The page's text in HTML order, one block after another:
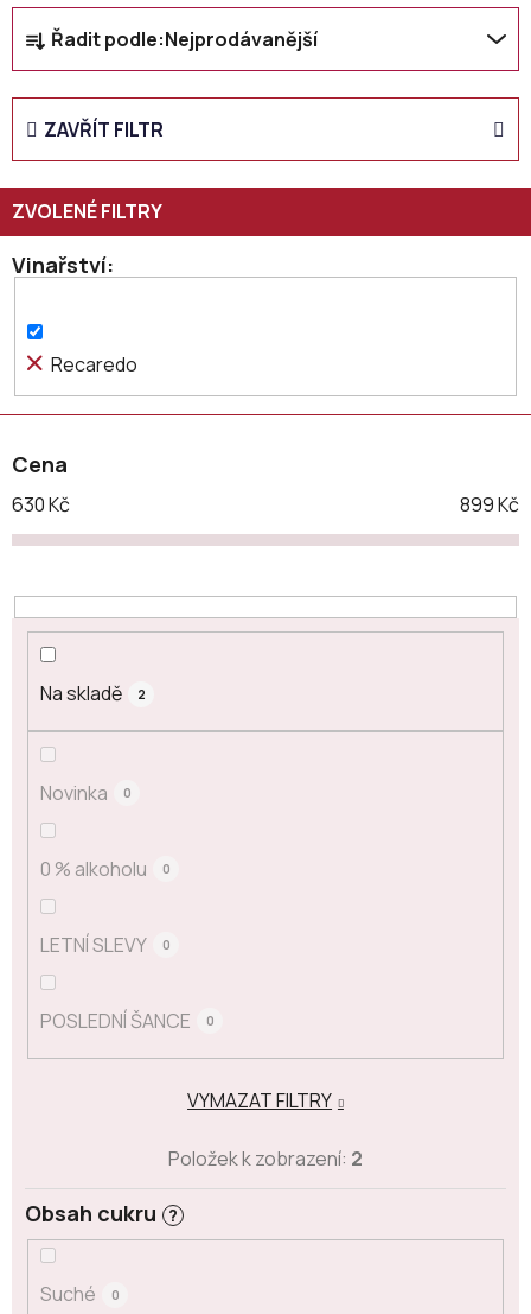
Ř
a
z
n
p
r
o
u
t
ů
Řadit podle:Nejprodávanější
ZAVŘÍT FILTR
Vinařství
Recaredo
Cena
630Kč 899Kč
Na skladě 2
Novinka 0
0 % alkoholu 0
LETNÍ SLEVY 0
POSLEDNÍ ŠANCE 0
Obsah cukru ?
Suché 0
VYMAZAT FILTRY
Položek k zobrazení: 2